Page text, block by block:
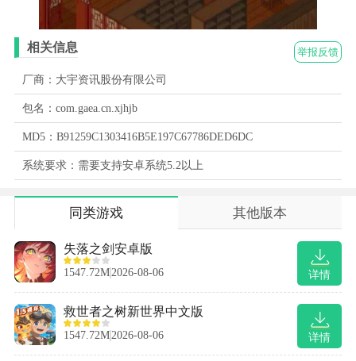
举报反馈
相关信息
厂商：大宇资讯股份有限公司
包名：com.gaea.cn.xjhjb
MD5：B91259C1303416B5E197C67786DED6DC
系统要求：需要支持安卓系统5.2以上
同类游戏 其他版本
详情
失落之剑安卓版
1547.72M2026-08-06
详情
救世者之树新世界中文版
1547.72M2026-08-06